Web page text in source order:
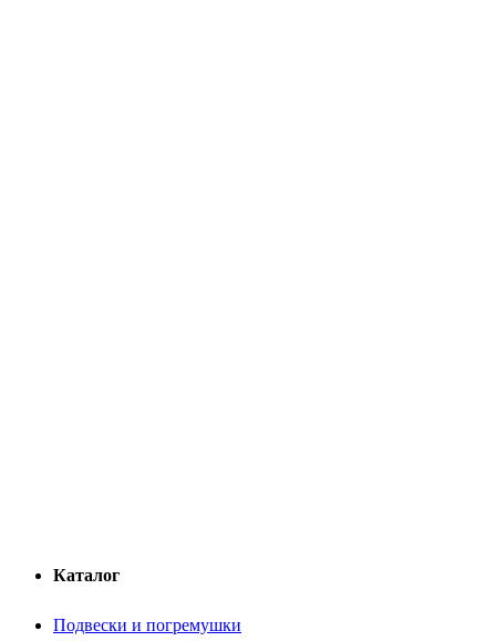
Каталог
Подвески и погремушки